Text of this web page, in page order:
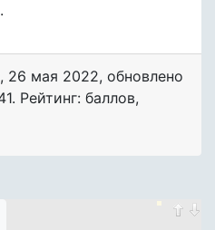
, 26 мая 2022, обновлено
Рейтинг: баллов,